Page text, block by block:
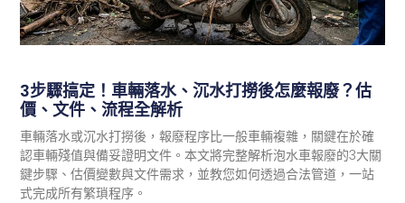
報廢汽車
3步驟搞定！車輛落水、沉水打撈後怎麼報廢？估
價、文件、流程全解析
車輛落水或沉水打撈後，報廢程序比一般車輛複雜，關鍵在於確
認車輛殘值與備妥證明文件。本文將完整解析泡水車報廢的3大關
鍵步驟、估價變數與文件需求，並教您如何透過合法管道，一站
式完成所有繁瑣程序。